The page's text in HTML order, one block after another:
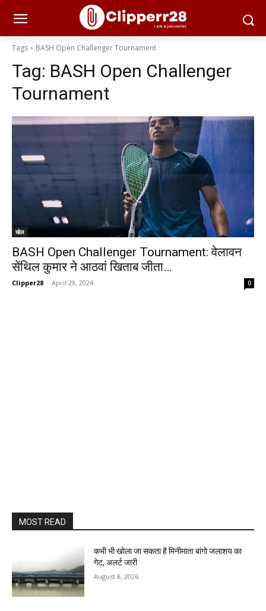
Tags BASH Open Challenger Tournament
Tag: BASH Open Challenger
Tournament
खेल
BASH Open Challenger Tournament: वेलावन
सेंथिल कुमार ने आठवां खिताब जीता…
Clipper28 - April 29, 2024 0
MOST READ
कभी भी खोला जा सकता है मिनीमाता बांगो जलाशय का
गेट, अलर्ट जारी
August 8, 2026